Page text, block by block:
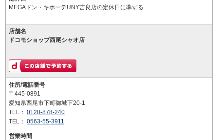
MEGAドン・キホーテUNY吉良店の定休日に準ずる
店舗名
ドコモショップ西尾シャオ店
住所/電話番号
〒445-0891
愛知県西尾市下町御城下20-1
TEL： 0120-878-240
TEL： 0563-55-3911
営業時間